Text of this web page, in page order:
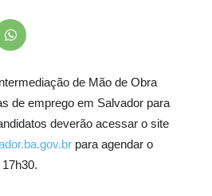
de Mão de Obra
de emprego em Salvador para
deverão acessar o site
para agendar o